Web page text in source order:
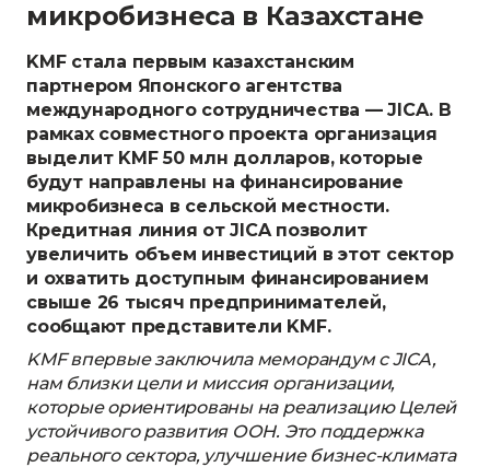
микробизнеса в Казахстане
KMF стала первым казахстанским
партнером Японского агентства
международного сотрудничества — JICA. В
рамках совместного проекта организация
выделит KMF 50 млн долларов, которые
будут направлены на финансирование
микробизнеса в сельской местности.
Кредитная линия от JICA позволит
увеличить объем инвестиций в этот сектор
и охватить доступным финансированием
свыше 26 тысяч предпринимателей,
сообщают представители KMF.
KMF впервые заключила меморандум с JICA,
нам близки цели и миссия организации,
которые ориентированы на реализацию Целей
устойчивого развития ООН. Это поддержка
реального сектора, улучшение бизнес-климата